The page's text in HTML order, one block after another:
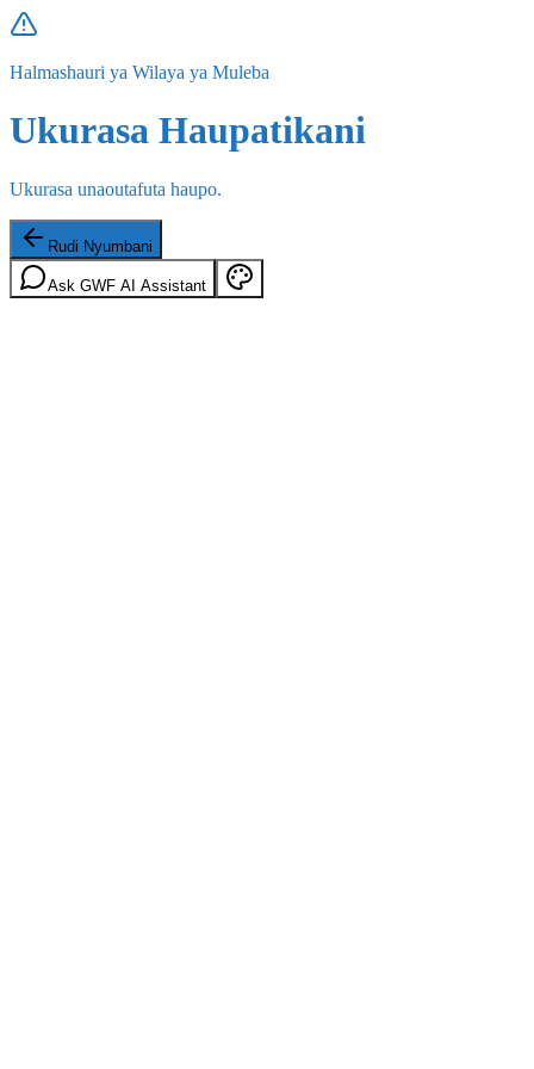
Halmashauri ya Wilaya ya Muleba
Ukurasa Haupatikani
Ukurasa unaoutafuta haupo.
Rudi Nyumbani
Ask GWF AI Assistant